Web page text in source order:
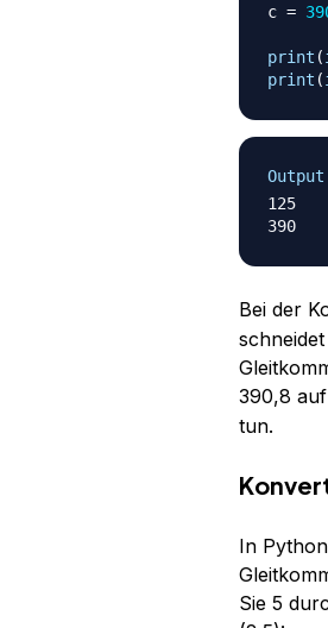
c =
print (
print (
Output
125
390
Bei der
390,8
tun.
In
Sie 5